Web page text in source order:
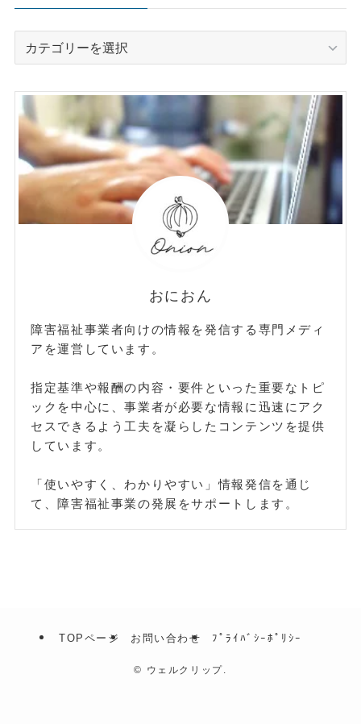
ー
おにおん
障害福祉事業者向けの情報を発信する専門メディ
アを運営しています。
指定基準や報酬の内容・要件といった重要なトピ
ックを中心に、事業者が必要な情報に迅速にアク
セスできるよう工夫を凝らしたコンテンツを提供
しています。
「使いやすく、わかりやすい」情報発信を通じ
て、障害福祉事業の発展をサポートします。
TOPページ お問い合わせ ﾌﾟﾗｲﾊﾞｼｰﾎﾟﾘｼｰ
© ウェルクリップ.